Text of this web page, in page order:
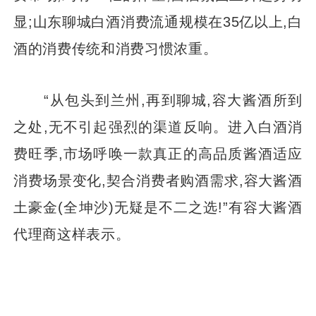
显;山东聊城白酒消费流通规模在35亿以上,白
酒的消费传统和消费习惯浓重。
“从包头到兰州,再到聊城,容大酱酒所到
之处,无不引起强烈的渠道反响。进入白酒消
费旺季,市场呼唤一款真正的高品质酱酒适应
消费场景变化,契合消费者购酒需求,容大酱酒
土豪金(全坤沙)无疑是不二之选!”有容大酱酒
代理商这样表示。